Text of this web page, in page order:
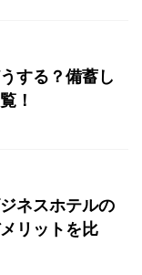
する？備蓄し
！
ネスホテルの
リットを比